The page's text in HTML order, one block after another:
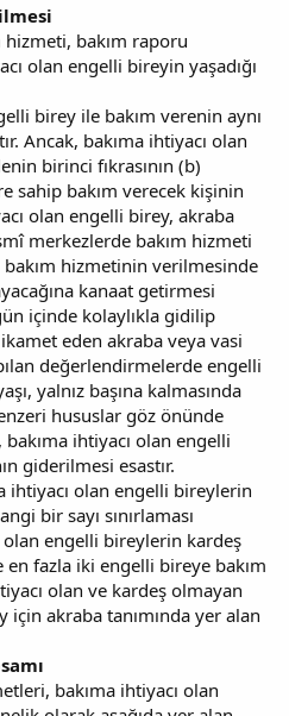
hizmeti, bakım raporu
olan engelli bireyin yaşadığı
birey ile bakım verenin aynı
Ancak, bakıma ihtiyacı olan
birinci fıkrasının (b)
sahip bakım verecek kişinin
olan engelli birey, akraba
merkezlerde bakım hizmeti
hizmetinin verilmesinde
kanaat getirmesi
içinde kolaylıkla gidilip
eden akraba veya vasi
değerlendirmelerde engelli
yalnız başına kalmasında
hususlar göz önünde
ihtiyacı olan engelli
giderilmesi esastır.
ihtiyacı olan engelli bireylerin
bir sayı sınırlaması
olan engelli bireylerin kardeş
en fazla iki engelli bireye bakım
olan ve kardeş olmayan
akraba tanımında yer alan
bakıma ihtiyacı olan